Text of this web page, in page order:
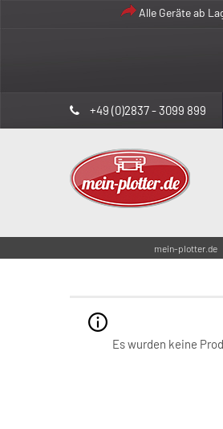
Alle Geräte ab
+49 (0)2837 - 3099 899
mein-plotter.de
Es wurden keine